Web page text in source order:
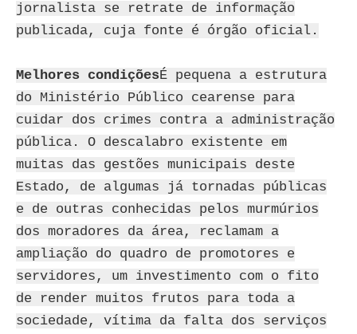
jornalista se retrate de informação
publicada, cuja fonte é órgão oficial.
Melhores condiçõesÉ pequena a estrutura
do Ministério Público cearense para
cuidar dos crimes contra a administração
pública. O descalabro existente em
muitas das gestões municipais deste
Estado, de algumas já tornadas públicas
e de outras conhecidas pelos murmúrios
dos moradores da área, reclamam a
ampliação do quadro de promotores e
servidores, um investimento com o fito
de render muitos frutos para toda a
sociedade, vítima da falta dos serviços